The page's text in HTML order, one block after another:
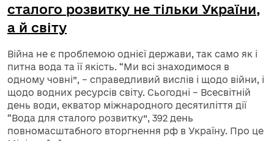
сталого розвитку не тільки України,
а й світу
Війна не є проблемою однієї держави, так само як і
питна вода та її якість. “Ми всі знаходимося в
одному човні”, – справедливий вислів і щодо війни, і
щодо водних ресурсів світу. Сьогодні – Всесвітній
день води, екватор міжнародного десятиліття дії
“Вода для сталого розвитку”, 392 день
повномасштабного вторгнення рф в Україну. Про це